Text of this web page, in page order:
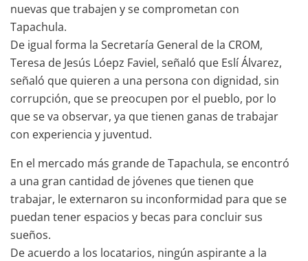
nuevas que trabajen y se comprometan con
Tapachula.
De igual forma la Secretaría General de la CROM,
Teresa de Jesús Lóepz Faviel, señaló que Eslí Álvarez,
señaló que quieren a una persona con dignidad, sin
corrupción, que se preocupen por el pueblo, por lo
que se va observar, ya que tienen ganas de trabajar
con experiencia y juventud.
En el mercado más grande de Tapachula, se encontró
a una gran cantidad de jóvenes que tienen que
trabajar, le externaron su inconformidad para que se
puedan tener espacios y becas para concluir sus
sueños.
De acuerdo a los locatarios, ningún aspirante a la